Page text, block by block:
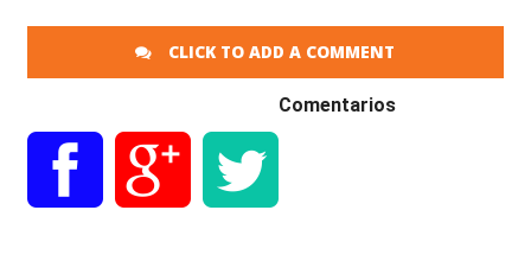
CLICK TO ADD A COMMENT
Comentarios